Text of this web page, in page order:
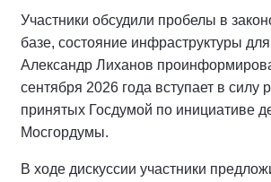
Участники обсудили пробелы в
базе, состояние инфраструктуры
Александр Лиханов
сентября 2026 года вступает в силу
принятых Госдумой по инициативе
Мосгордумы.
В ходе дискуссии участники